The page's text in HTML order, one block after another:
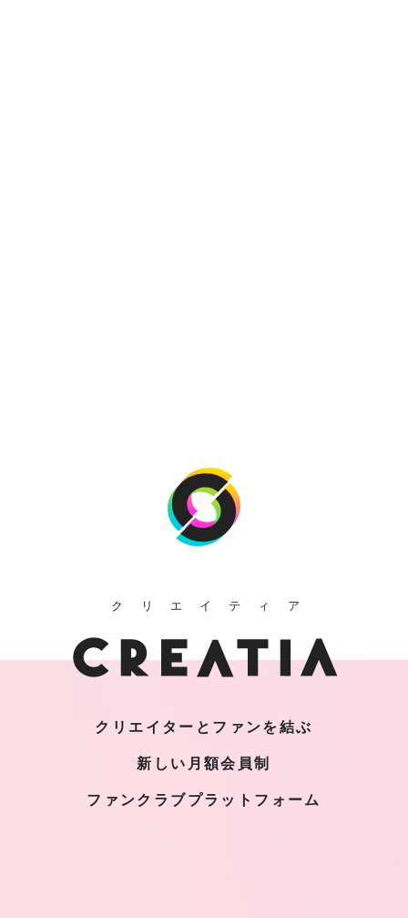
クリエイティア
クリエイターとファンを結ぶ
新しい月額会員制
ファンクラブプラットフォーム